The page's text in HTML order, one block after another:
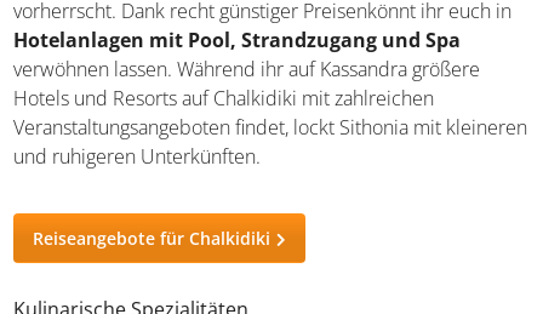
Chalkidiki ist eine mondäne Halbinsel, in der neben
mediterraner Leichtigkeit auch ein Hauch Luxus
vorherrscht. Dank recht günstiger Preisenkönnt ihr euch
inHotelanlagen mit Pool, Strandzugang und Spa
verwöhnen lassen. Während ihr auf Kassandra größere
Hotels und Resorts auf Chalkidiki mit zahlreichen
kleineren und ruhigeren Unterkünften.
Reiseangebote für Chalkidiki